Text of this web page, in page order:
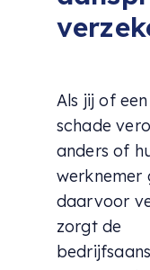
Als jij of
schade
anders of
werknemer
daarvoor
zorgt de